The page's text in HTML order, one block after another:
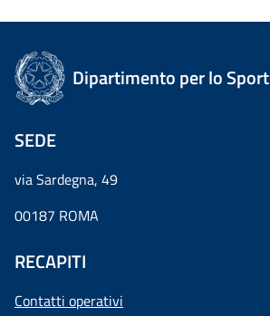
Dipartimento per lo Sport
SEDE
via Sardegna, 49
00187 ROMA
RECAPITI
Contatti operativi